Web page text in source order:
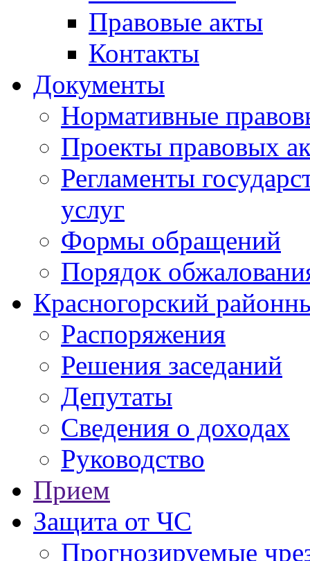
Правовые акты
Контакты
Документы
Нормативные
Проекты правовых
Регламенты
услуг
Формы обращений
Порядок
Красногорский
Распоряжения
Решения заседаний
Депутаты
Сведения о доходах
Руководство
Прием
Защита от ЧС
Прогнозируемые